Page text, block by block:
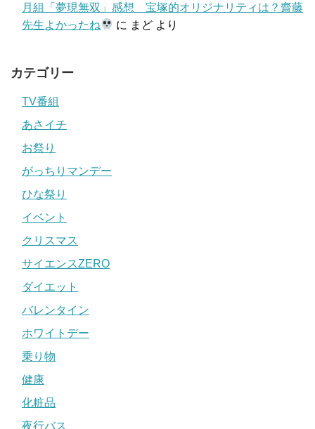
月組「夢現無双」感想 宝塚的オリジナリティは？齋藤
先生よかったね
に まど より
カテゴリー
TV番組
あさイチ
お祭り
がっちりマンデー
ひな祭り
イベント
クリスマス
サイエンスZERO
ダイエット
バレンタイン
ホワイトデー
乗り物
健康
化粧品
夜行バス